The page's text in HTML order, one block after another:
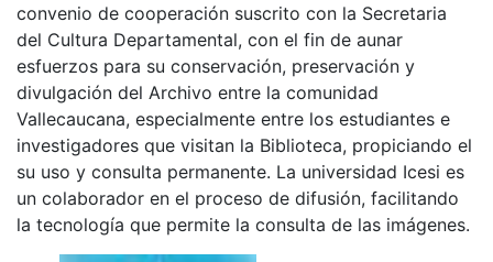
convenio de cooperación suscrito con la Secretaria
del Cultura Departamental, con el fin de aunar
esfuerzos para su conservación, preservación y
divulgación del Archivo entre la comunidad
Vallecaucana, especialmente entre los estudiantes e
investigadores que visitan la Biblioteca, propiciando el
su uso y consulta permanente. La universidad Icesi es
un colaborador en el proceso de difusión, facilitando
la tecnología que permite la consulta de las imágenes.